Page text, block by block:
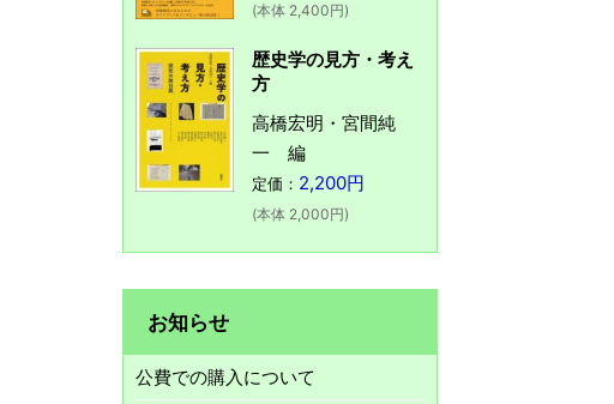
(本体 2,400円)
歴史学の見方・考え
方
高橋宏明・宮間純
一 編
定価： 2,200円
(本体 2,000円)
お知らせ
公費での購入について